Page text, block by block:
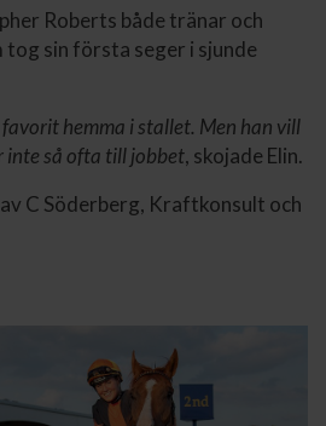
Roberts både tränar och
sin första seger i sjunde
hemma i stallet. Men han vill
inte så ofta till jobbet, skojade Elin.
C Söderberg, Kraftkonsult och